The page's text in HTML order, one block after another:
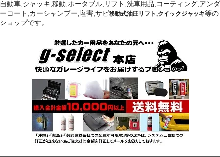
自動車,ジャッキ,移動,ポータブル,リフト,洗車用品,コーティング,アンダ
ーコート,カーシャンプー,塩害,サビ移動式油圧リフト,クイックジャッキ等の
ショップです。